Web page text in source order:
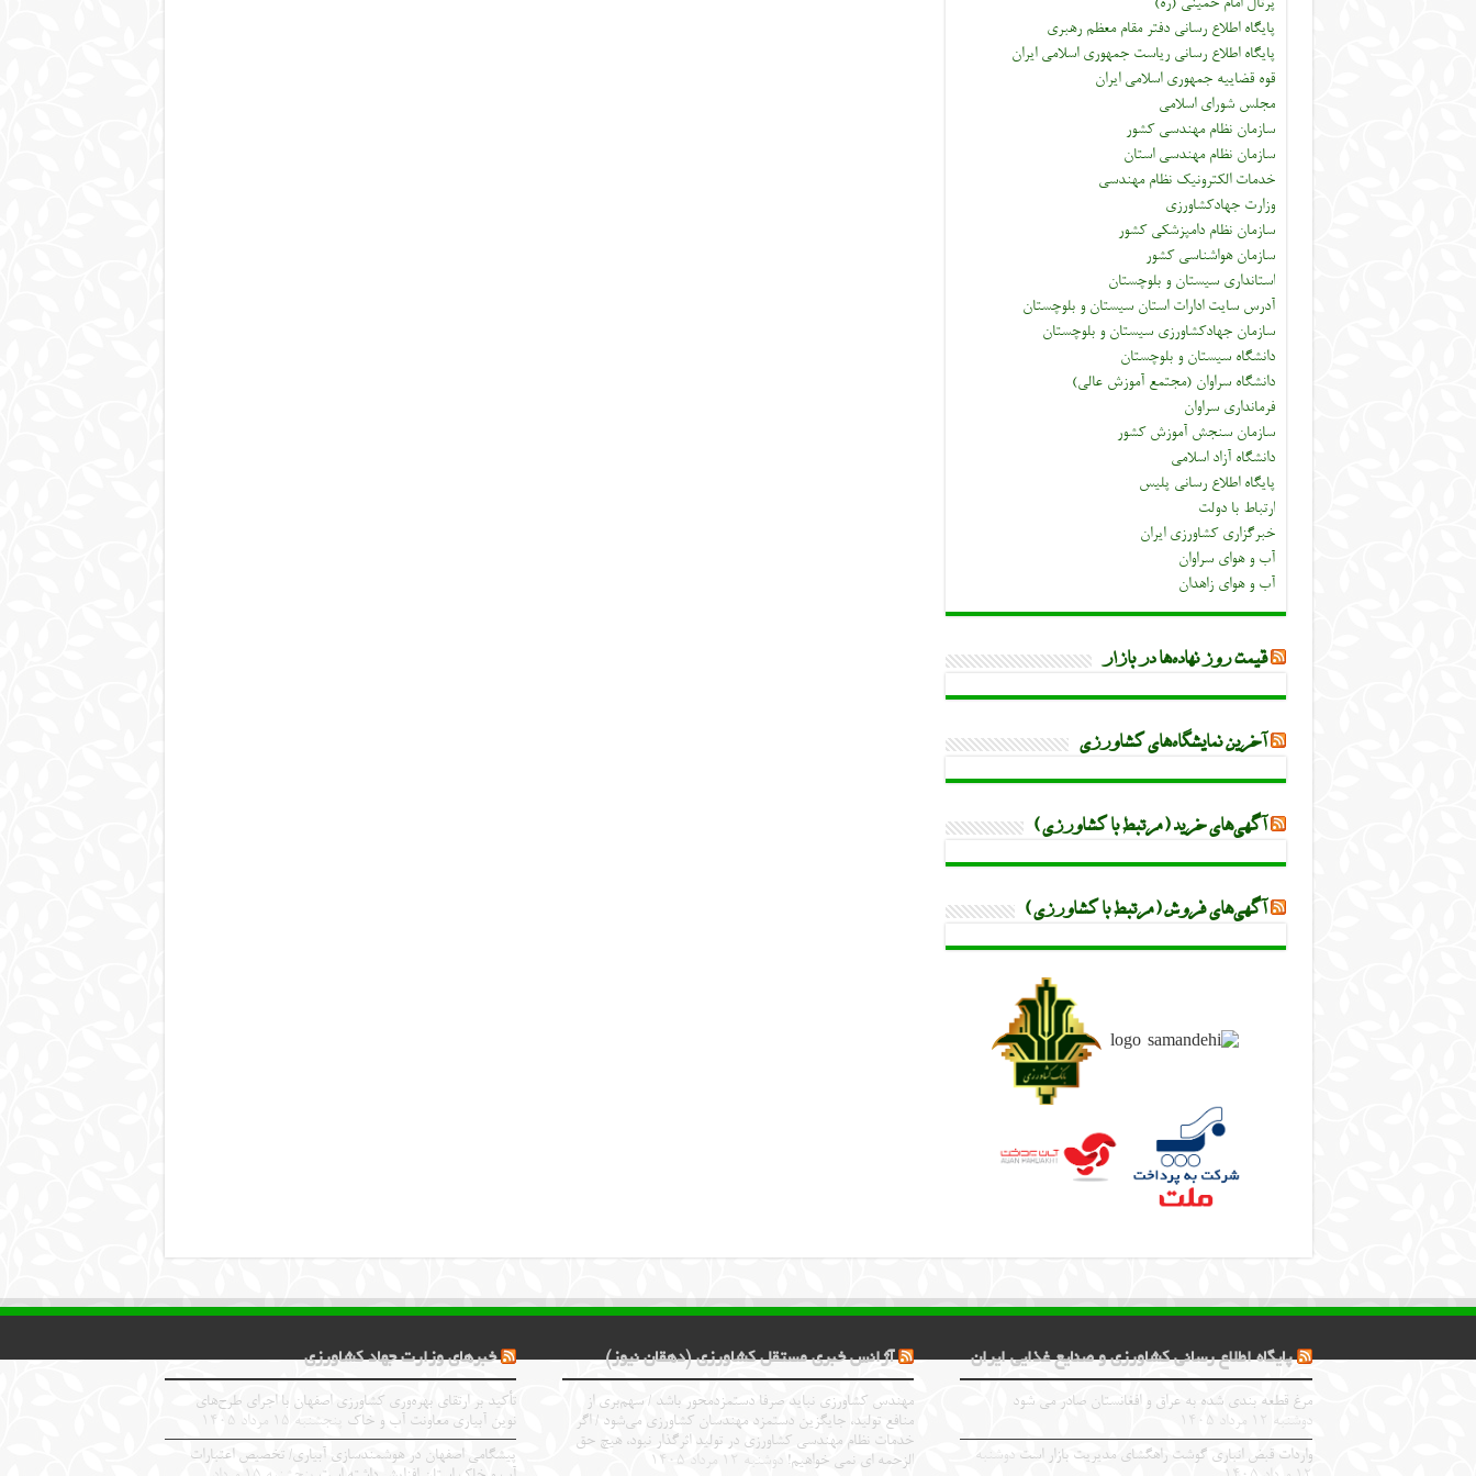
پرتال امام خمینی (ره)
پایگاه اطلاع رسانی دفتر مقام معظم رهبری
پایگاه اطلاع رسانی ریاست جمهوری اسلامی ایران
قوه قضاییه جمهوری اسلامی ایران
مجلس شورای اسلامی
سازمان نظام مهندسی کشور
سازمان نظام مهندسی استان
خدمات الکترونیک نظام مهندسی
وزارت جهادکشاورزی
سازمان نظام دامپزشکی کشور
سازمان هواشناسی کشور
استانداری سیستان و بلوچستان
آدرس سایت ادارات استان سیستان و بلوچستان
سازمان جهادکشاورزی سیستان و بلوچستان
دانشگاه سیستان و بلوچستان
دانشگاه سراوان (مجتمع آموزش عالی)
فرمانداری سراوان
سازمان سنجش آموزش کشور
دانشگاه آزاد اسلامی
پایگاه اطلاع رسانی پلیس
ارتباط با دولت
خبرگزاری کشاورزی ایران
آب و هوای سراوان
آب و هوای زاهدان
قیمت روز نهاده‌ها در بازار
آخرین نمایشگاه‌های کشاورزی
آگهی‌های خرید (مرتبط با کشاورزی)
آگهی‌های فروش (مرتبط با کشاورزی)
پایگاه اطلاع رسانی کشاورزی و صنایع غذایی ایران
مرغ قطعه‌ بندی شده به عراق و افغانستان صادر می شود
دوشنبه ۱۲ مرداد ۱۴۰۵
واردات قبض‌ انباری گوشت راهگشای مدیریت بازار است دوشنبه
آژانس خبری مستقل کشاورزی (دهقان نیوز)
مهندس کشاورزی نباید صرفا دستمزدمحور باشد / سهم‌بری از
منافع تولید، جایگزین دستمزد مهندسان کشاورزی می‌شود / اگر
خدمات نظام مهندسی کشاورزی در تولید اثرگذار نبود، هیچ حق
الزحمه ای نمی خواهیم! دوشنبه ۱۲ مرداد ۱۴۰۵
خبرهای وزارت جهاد کشاورزی
تأکید بر ارتقای بهره‌وری کشاورزی اصفهان با اجرای طرح‌های
نوین آبیاری معاونت آب و خاک پنجشنبه ۱۵ مرداد ۱۴۰۵
پیشگامی اصفهان در هوشمندسازی آبیاری/ تخصیص اعتبارات